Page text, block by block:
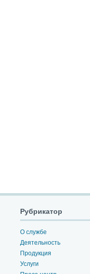
Рубрикатор
О службе
Деятельность
Продукция
Услуги